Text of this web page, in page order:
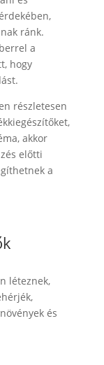
ránk.
a
hogy
részletesen
akkor
előtti
a
léteznek,
és